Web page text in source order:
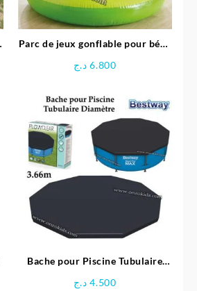
Parc de jeux gonflable pour bébé
6.800 د.ج
Bache pour Piscine Tubulaire
4.500 د.ج